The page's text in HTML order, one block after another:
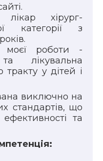
хірург-
категорії з
моєї роботи -
лікувальна
тракту у дітей і
виключно на
стандартів, що
та